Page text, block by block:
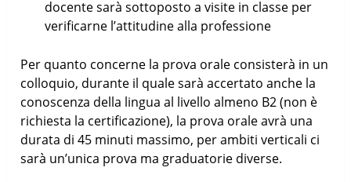
docente sarà sottoposto a visite in classe per
verificarne l’attitudine alla professione
Per quanto concerne la prova orale consisterà in un
colloquio, durante il quale sarà accertato anche la
conoscenza della lingua al livello almeno B2 (non è
richiesta la certificazione), la prova orale avrà una
durata di 45 minuti massimo, per ambiti verticali ci
sarà un’unica prova ma graduatorie diverse.